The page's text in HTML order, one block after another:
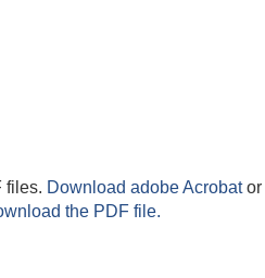
files. Download adobe Acrobator
the PDF file.